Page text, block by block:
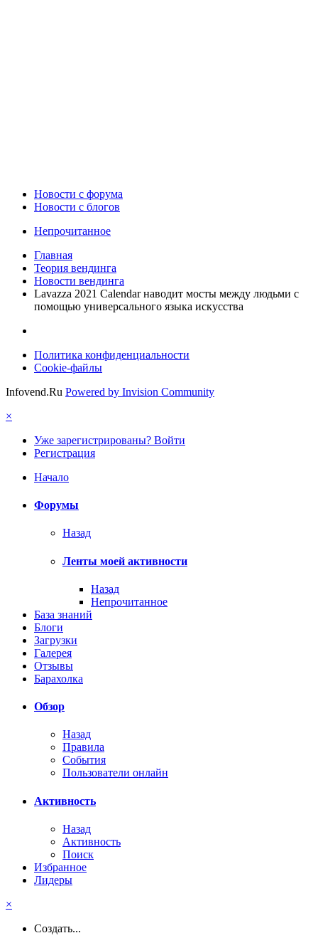
Новости c форума
Новости с блогов
Непрочитанное
Главная
Теория вендинга
Новости вендинга
Lavazza 2021 Calendar наводит мосты между людьми с
помощью универсального языка искусства
Политика конфиденциальности
Cookie-файлы
Infovend.Ru Powered by Invision Community
×
Уже зарегистрированы? Войти
Регистрация
Начало
Форумы
Назад
Ленты моей активности
Назад
Непрочитанное
База знаний
Блоги
Загрузки
Галерея
Отзывы
Барахолка
Обзор
Назад
Правила
События
Пользователи онлайн
Активность
Назад
Активность
Поиск
Избранное
Лидеры
×
Создать...